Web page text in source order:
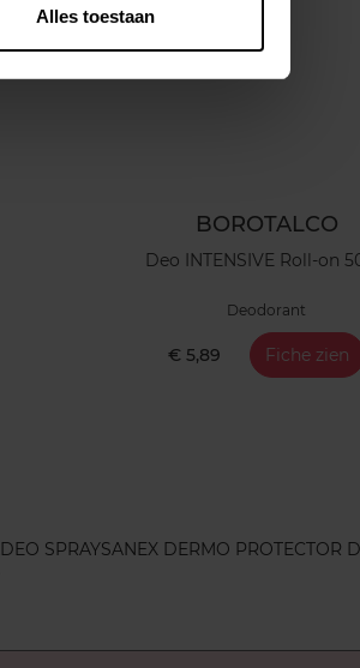
Alles toestaan
BOROTALCO
Deo INTENSIVE Roll-on
Deodorant
€ 5,89 Fiche zien
DEO SPRAYSANEX DERMO PROTECTOR